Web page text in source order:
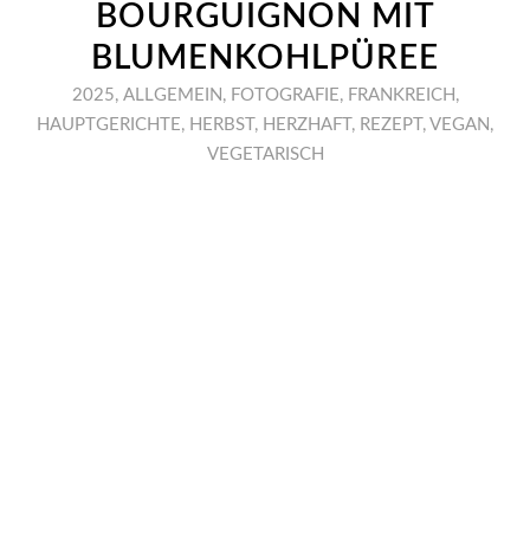
BOURGUIGNON MIT
BLUMENKOHLPÜREE
2025, ALLGEMEIN , FOTOGRAFIE, FRANKREICH ,
HAUPTGERICHTE, HERBST , HERZHAFT , REZEPT , VEGAN ,
VEGETARISCH